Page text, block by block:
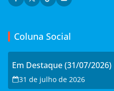
Coluna Social
Em Destaque (31/07/2026)
31 de julho de 2026